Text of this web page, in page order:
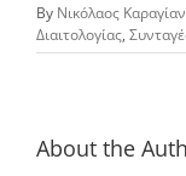
By Νικόλαος
Διαιτολογίας,
About the